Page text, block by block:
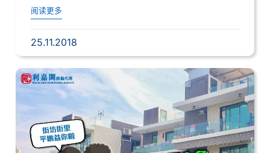
保...
阅读更多
25.11.2018